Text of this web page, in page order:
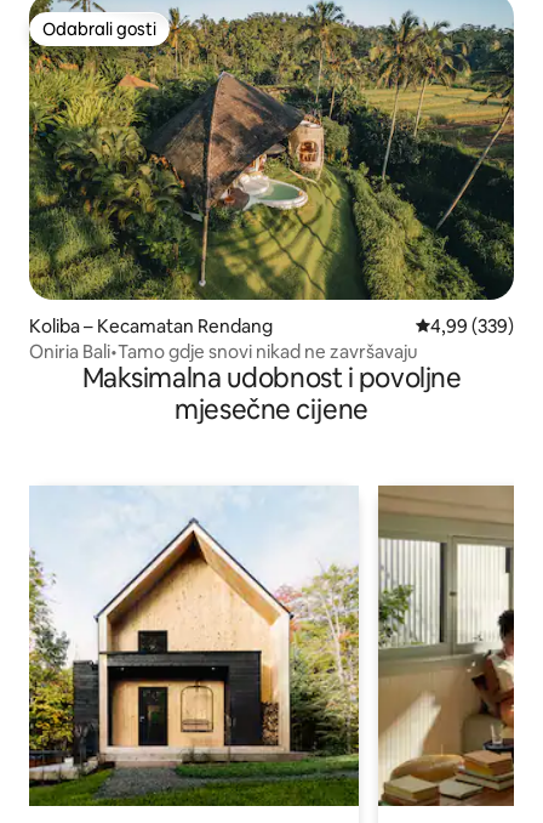
Odabrali gosti
Odabrali gosti
Koliba – Kecamatan Rendang Prosječna
4,99 (339)
Oniria Bali•Tamo gdje snovi nikad ne završavaju
Maksimalna udobnost i povoljne
mjesečne cijene